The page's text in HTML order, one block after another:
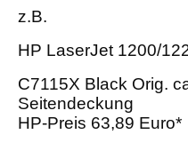
z.B.
HP LaserJet 1200/
C7115X Black Orig.
Seitendeckung
HP-Preis 63,89 Euro*